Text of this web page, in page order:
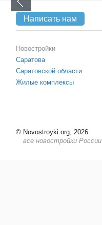
Написать нам
Новостройки
Саратова
Саратовской области
Жилые комплексы
© Novostroyki.org, 2026
все новостройки России